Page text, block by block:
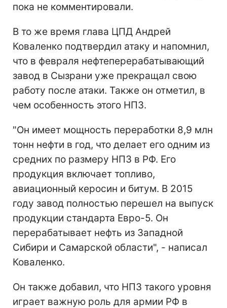
пока не комментировали.
В то же время глава ЦПД Андрей
Коваленко подтвердил атаку и напомнил,
что в февраля нефтеперерабатывающий
завод в Сызрани уже прекращал свою
работу после атаки. Также он отметил, в
чем особенность этого НПЗ.
"Он имеет мощность переработки 8,9 млн
тонн нефти в год, что делает его одним из
средних по размеру НПЗ в РФ. Его
продукция включает топливо,
авиационный керосин и битум. В 2015
году завод полностью перешел на выпуск
продукции стандарта Евро-5. Он
перерабатывает нефть из Западной
Сибири и Самарской области", - написал
Коваленко.
Он также добавил, что НПЗ такого уровня
играет важную роль для армии РФ в